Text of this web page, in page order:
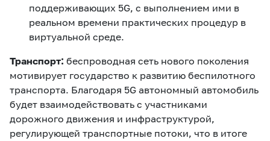
поддерживающих 5G, с выполнением ими в
реальном времени практических процедур в
виртуальной среде.
Транспорт: беспроводная сеть нового поколения
мотивирует государство к развитию беспилотного
транспорта. Благодаря 5G автономный автомобиль
будет взаимодействовать с участниками
дорожного движения и инфраструктурой,
регулирующей транспортные потоки, что в итоге